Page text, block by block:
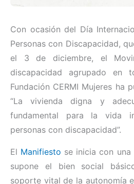
Con ocasión del Día
Personas con Discapacidad,
el 3 de diciembre, el
discapacidad agrupado en
Fundación CERMI Mujeres ha
“La vivienda digna y
fundamental para la vida
personas con discapacidad”.
El Manifiesto se inicia con
supone el bien social
soporte vital de la autonomía